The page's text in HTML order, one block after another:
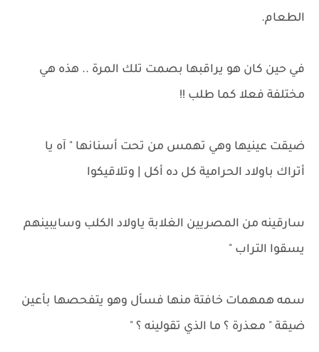
الطعام.
في حين كان هو يراقبها بصمت تلك المرة .. هذه هي
مختلفة فعلا كما طلب !!
ضيقت عينيها وهي تهمس من تحت أسنانها " آه يا
أتراك باولاد الحرامية كل ده أكل | وتلاقيكوا
سارقينه من المصريين الغلابة ياولاد الكلب وسايبينهم
يسقوا التراب "
سمه همهمات خافتة منها فسأل وهو يتفحصها بأعين
ضيقة " معذرة ؟ ما الذي تقولينه ؟ "